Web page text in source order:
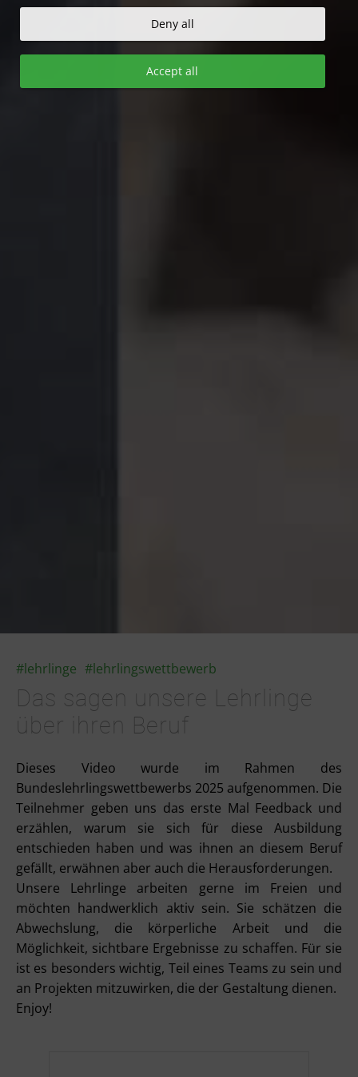
#lehrlinge #lehrlingswettbewerb
Das sagen unsere Lehrlinge
über ihren Beruf
Dieses Video wurde im Rahmen des
Bundeslehrlingswettbewerbs 2025 aufgenommen. Die
Teilnehmer geben uns das erste Mal Feedback und
erzählen, warum sie sich für diese Ausbildung
entschieden haben und was ihnen an diesem Beruf
gefällt, erwähnen aber auch die Herausforderungen.
Unsere Lehrlinge arbeiten gerne im Freien und
möchten handwerklich aktiv sein. Sie schätzen die
Abwechslung, die körperliche Arbeit und die
Möglichkeit, sichtbare Ergebnisse zu schaffen. Für sie
ist es besonders wichtig, Teil eines Teams zu sein und
an Projekten mitzuwirken, die der Gestaltung dienen.
Enjoy!
Deny all
Accept all